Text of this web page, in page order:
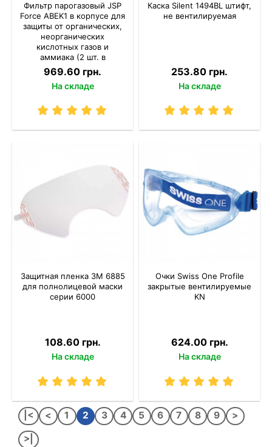
Фильтр парогазовый JSP
Force ABEK1 в корпусе для
защиты от органических,
неорганических
кислотных газов и
аммиака (2 шт. в
комплекте)
969.60 грн.
На складе
Каска Silent 1494ВL штифт,
не вентилируемая
253.80 грн.
На складе
Защитная пленка 3M 6885
для полнолицевой маски
серии 6000
108.60 грн.
На складе
Очки Swiss One Profile
закрытые вентилируемые
KN
624.00 грн.
На складе
|< < 1 2 3 4 5 6 7 8 9 >
>|